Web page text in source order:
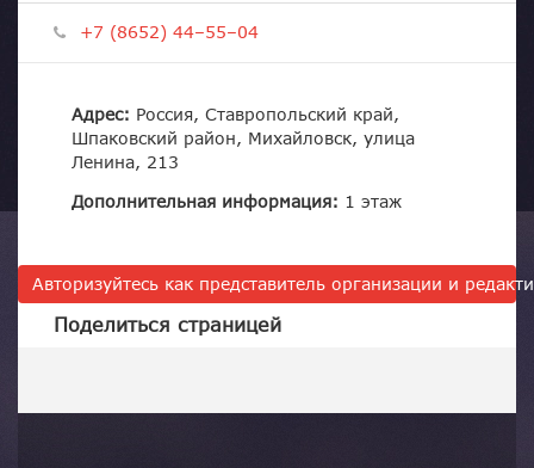
+7 (8652) 44–55–04
Адрес: Россия, Ставропольский край,
Шпаковский район, Михайловск, улица
Ленина, 213
Дополнительная информация: 1 этаж
Авторизуйтесь как представитель организации и
Поделиться страницей